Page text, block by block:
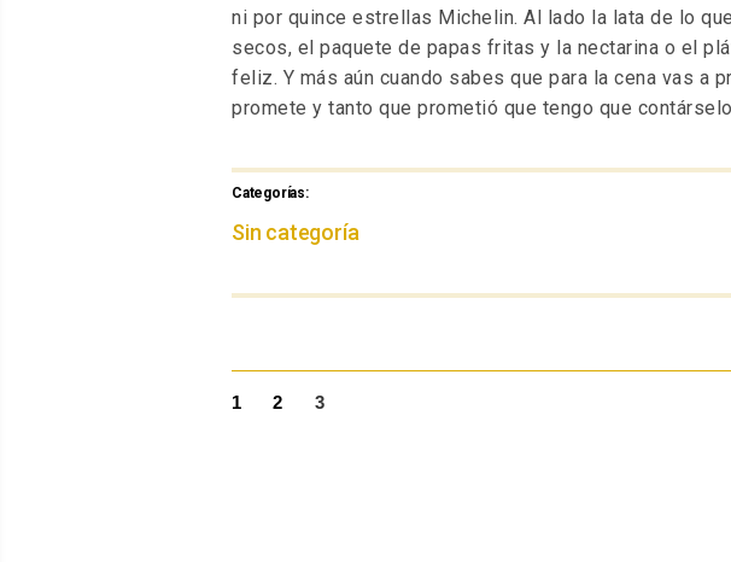
ni por quince estrellas Michelin. Al lado la lata de lo
secos, el paquete de papas fritas y la nectarina o el
feliz. Y más aún cuando sabes que para la cena vas a
promete y tanto que prometió que tengo que
Categorías:Categorías
Sin categoría
Navegación
PÁGINA
1
PÁGINA
2
PÁGINA
3